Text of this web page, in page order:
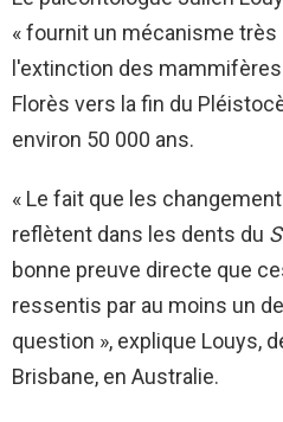
« fournit un mécanisme
l'extinction des
Florès vers la fin du
environ 50 000 ans.
« Le fait que les
reflètent dans les dents du
bonne preuve directe que
ressentis par au moins un
question », explique Louys,
Brisbane, en Australie.